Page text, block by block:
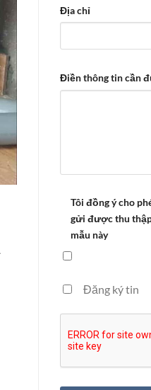
Địa chỉ
Điền thông tin cần
Tôi đồng ý cho
gửi được thu
mẫu này
Đăng ký tin